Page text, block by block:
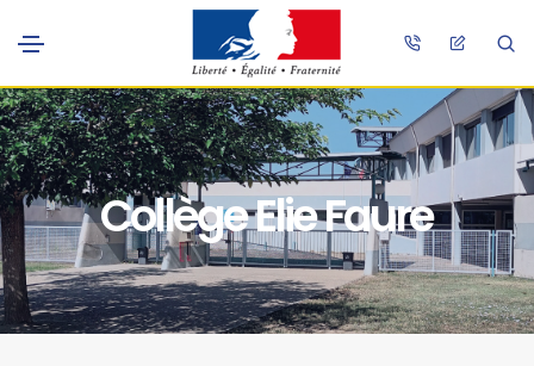
Collège Elie Faure